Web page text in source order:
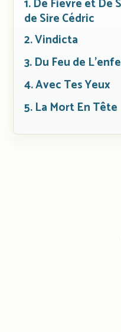
1. De Fièvre et De
de Sire Cédric
2. Vindicta
3. Du Feu de
4. Avec Tes Yeux
5. La Mort En Tête